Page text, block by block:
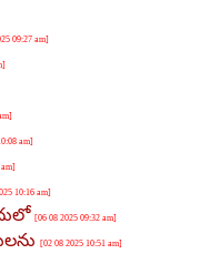
09:27 am]
am]
10:16 am]
[06 08 2025 09:32 am]
[02 08 2025 10:51 am]